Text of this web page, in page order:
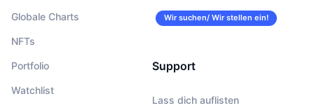
Globale Charts
NFTs
Portfolio
Watchlist
Wir suchen/ Wir stellen ein!
Support
Lass dich auflisten